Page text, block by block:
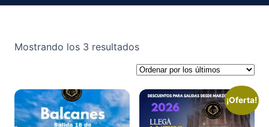
Mostrando los 3 resultadosOrdenado
por
los
últimos
¡Oferta!